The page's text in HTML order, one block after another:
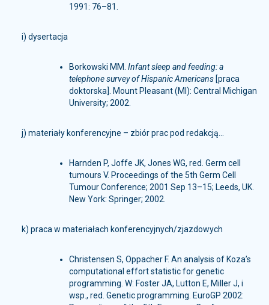
1991: 76–81.
i) dysertacja
Borkowski MM. Infant sleep and feeding: a
telephone survey of Hispanic Americans [praca
doktorska]. Mount Pleasant (MI): Central Michigan
University; 2002.
j) materiały konferencyjne – zbiór prac pod redakcją...
Harnden P, Joffe JK, Jones WG, red. Germ cell
tumours V. Proceedings of the 5th Germ Cell
Tumour Conference; 2001 Sep 13–15; Leeds, UK.
New York: Springer; 2002.
k) praca w materiałach konferencyjnych/zjazdowych
Christensen S, Oppacher F. An analysis of Koza’s
computational effort statistic for genetic
programming. W: Foster JA, Lutton E, Miller J, i
wsp., red. Genetic programming. EuroGP 2002: